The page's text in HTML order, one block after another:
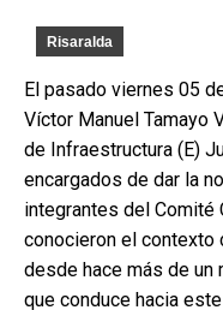
Risaralda
El pasado viernes 05
Víctor Manuel Tamayo
de Infraestructura (E)
encargados de dar la
integrantes del Comité
conocieron el contexto
desde hace más de un
que conduce hacia